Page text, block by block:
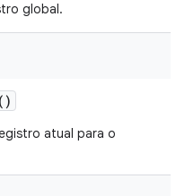
global.
()
atual para o